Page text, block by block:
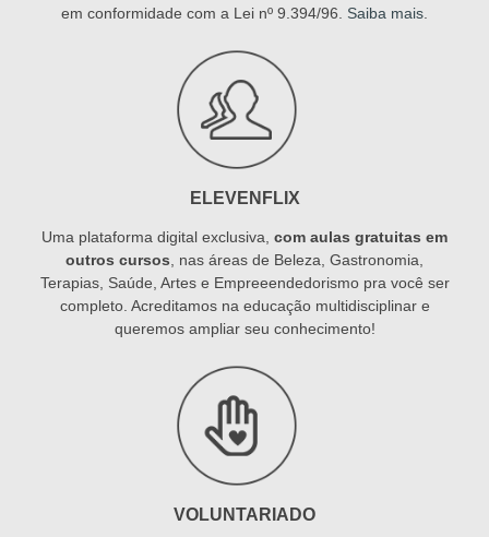
em conformidade com a Lei nº 9.394/96. Saiba mais
ELEVENFLIX
Uma plataforma digital exclusiva, com aulas gratuitas em
outros cursos, nas áreas de Beleza, Gastronomia,
Terapias, Saúde, Artes e Empreeendedorismo pra você ser
completo. Acreditamos na educação multidisciplinar e
queremos ampliar seu conhecimento!
VOLUNTARIADO